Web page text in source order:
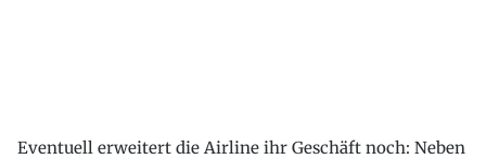
Eventuell erweitert die Airline ihr Geschäft noch: Neben